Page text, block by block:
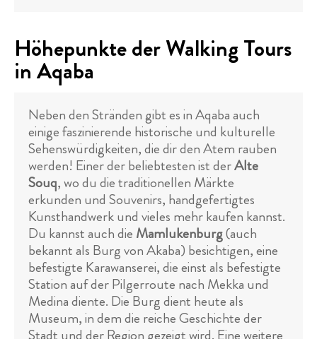
Höhepunkte der Walking Tours
in Aqaba
Neben den Stränden gibt es in Aqaba auch
einige faszinierende historische und kulturelle
Sehenswürdigkeiten, die dir den Atem rauben
werden! Einer der beliebtesten ist derAlte
Souq, wo du die traditionellen Märkte
erkunden und Souvenirs, handgefertigtes
Kunsthandwerk und vieles mehr kaufen kannst.
Du kannst auch die Mamlukenburg(auch
bekannt als Burg von Akaba) besichtigen, eine
befestigte Karawanserei, die einst als befestigte
Station auf der Pilgerroute nach Mekka und
Medina diente. Die Burg dient heute als
Museum, in dem die reiche Geschichte der